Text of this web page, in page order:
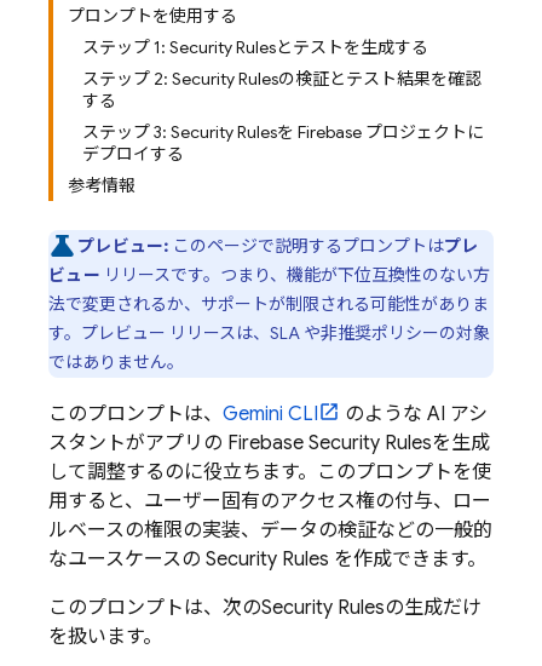
プロンプトを使用する
ステップ 1: Security Rulesとテストを生成する
ステップ 2: Security Rulesの検証とテスト結果を確認
する
ステップ 3: Security Rulesを Firebase プロジェクトに
デプロイする
参考情報
プレビュー: このページで説明するプロンプトはプレ
ビュー リリースです。つまり、機能が下位互換性のない方
法で変更されるか、サポートが制限される可能性がありま
す。プレビュー リリースは、SLA や非推奨ポリシーの対象
ではありません。
このプロンプトは、 Gemini CLI
のような AI アシ
スタントがアプリの Firebase Security Rulesを生成
して調整するのに役立ちます。このプロンプトを使
用すると、ユーザー固有のアクセス権の付与、ロー
ルベースの権限の実装、データの検証などの一般的
なユースケースの Security Rules を作成できます。
このプロンプトは、次のSecurity Rulesの生成だけ
を扱います。